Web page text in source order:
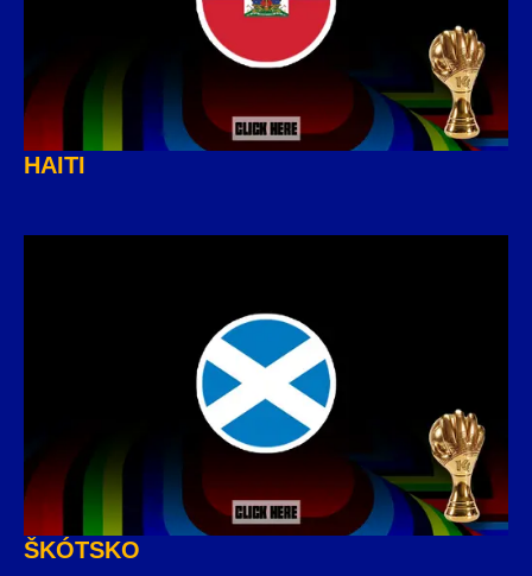
HAITI
ŠKÓTSKO